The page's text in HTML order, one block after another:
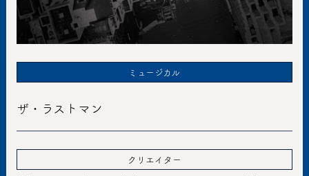
ミュージカル
ザ・ラストマン
クリエイター